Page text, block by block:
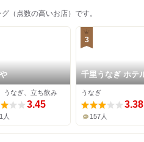
（点数の高いお店）です。
うなぎ、立ち飲み
3.45
人
3
千里うなぎ ホテ
ミオン京都店
うなぎ
3.38
157人